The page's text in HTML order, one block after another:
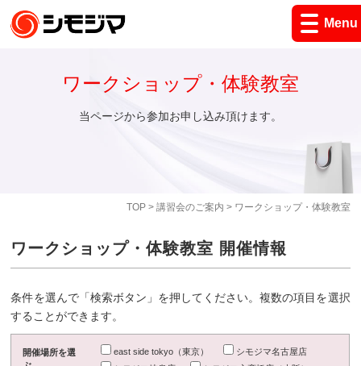
Menu
TOP> 講習会のご案内 > ワークショップ・体験教室
ワークショップ・体験教室
当ページから参加お申し込み頂けます。
ワークショップ・体験教室 開催情報
条件を選んで「検索ボタン」を押してください。複数の項目を選択
することができます。
開催場所を選
east side tokyo（東京）
シモジマ名古屋店